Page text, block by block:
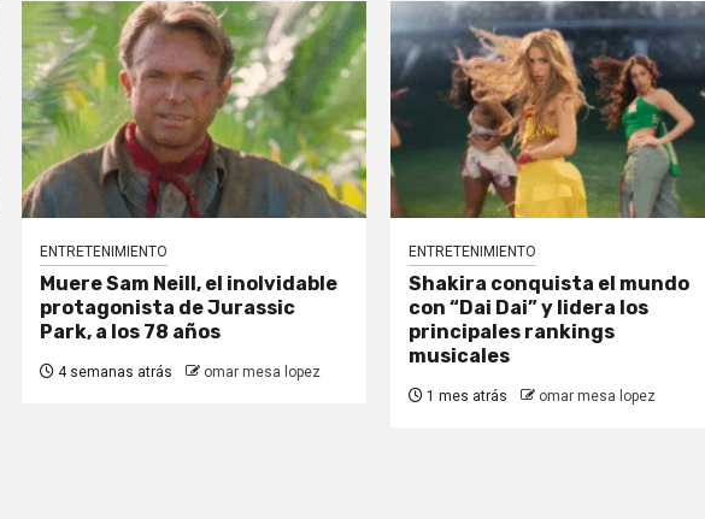
ENTRETENIMIENTO
Muere Sam Neill, el inolvidable
protagonista de Jurassic
Park, a los 78 años
4 semanas atrás omar mesa lopez
ENTRETENIMIENTO
Shakira conquista el mundo
con “Dai Dai” y lidera los
principales rankings
musicales
1 mes atrás omar mesa lopez